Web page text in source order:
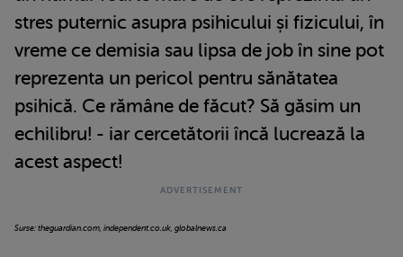
stres puternic asupra psihicului și fizicului, în
vreme ce demisia sau lipsa de job în sine pot
reprezenta un pericol pentru sănătatea
psihică. Ce rămâne de făcut? Să găsim un
echilibru! - iar cercetătorii încă lucrează la
acest aspect!
Surse: theguardian.com, independent.co.uk, globalnews.ca